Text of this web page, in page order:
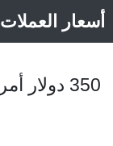
أسعار العملات
350 دولار أمريكي كم يورو